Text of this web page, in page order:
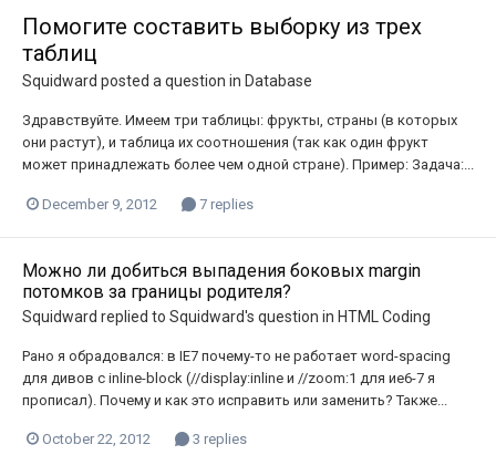
Помогите составить выборку из трех
таблиц
Squidward posted a question in Database
Здравствуйте. Имеем три таблицы: фрукты, страны (в которых
они растут), и таблица их соотношения (так как один фрукт
может принадлежать более чем одной стране). Пример: Задача:...
December 9, 2012 7 replies
Можно ли добиться выпадения боковых margin
потомков за границы родителя?
Squidward replied to Squidward's question in HTML Coding
Рано я обрадовался: в IE7 почему-то не работает word-spacing
для дивов с inline-block (//display:inline и //zoom:1 для ие6-7 я
прописал). Почему и как это исправить или заменить? Также...
October 22, 2012 3 replies